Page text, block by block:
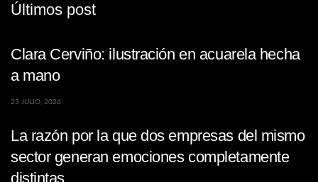
Últimos post
Clara Cerviño: ilustración en acuarela hecha
a mano
23 JULIO, 2026
La razón por la que dos empresas del mismo
sector generan emociones completamente
distintas